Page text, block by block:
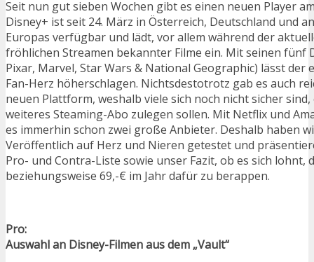
Seit nun gut sieben Wochen gibt es einen neuen Player
Disney+ ist seit 24. März in Österreich, Deutschland und
Europas verfügbar und lädt, vor allem während der
fröhlichen Streamen bekannter Filme ein. Mit seinen fünf
Pixar, Marvel, Star Wars & National Geographic) lässt der
Fan-Herz höherschlagen. Nichtsdestotrotz gab es auch
neuen Plattform, weshalb viele sich noch nicht sicher sind,
weiteres Steaming-Abo zulegen sollen. Mit Netflix und
es immerhin schon zwei große Anbieter. Deshalb haben
Veröffentlich auf Herz und Nieren getestet und
Pro- und Contra-Liste sowie unser Fazit, ob es sich lohnt,
beziehungsweise 69,-€ im Jahr dafür zu berappen.
Pro:
Auswahl an Disney-Filmen aus dem „Vault“